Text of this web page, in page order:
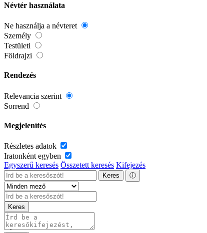
Névtér használata
Ne használja a névteret
Személy
Testületi
Földrajzi
Rendezés
Relevancia szerint
Sorrend
Megjelenítés
Részletes adatok
Iratonként egyben
Egyszerű keresés Összetett keresés Kifejezés
Keres ⓘ
Keres